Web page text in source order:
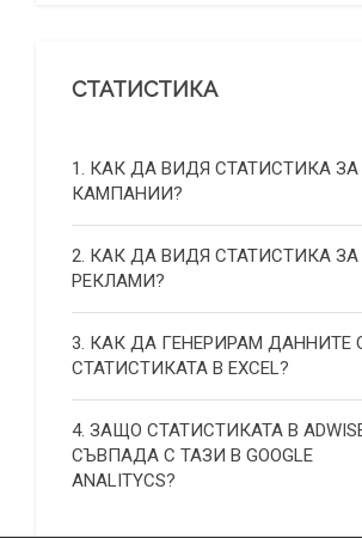
СТАТИСТИКА
1. КАК ДА ВИДЯ СТАТИСТИКА ЗА
КАМПАНИИ?
2. КАК ДА ВИДЯ СТАТИСТИКА ЗА
РЕКЛАМИ?
3. КАК ДА ГЕНЕРИРАМ ДАННИТЕ
СТАТИСТИКАТА В EXCEL?
4. ЗАЩО СТАТИСТИКАТА В
СЪВПАДА С ТАЗИ В GOOGLE
ANALITYCS?